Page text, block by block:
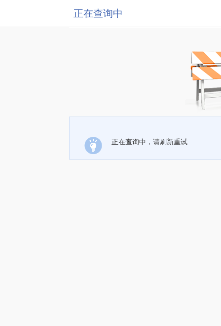
正在查询中
正在查询中，请刷新重试